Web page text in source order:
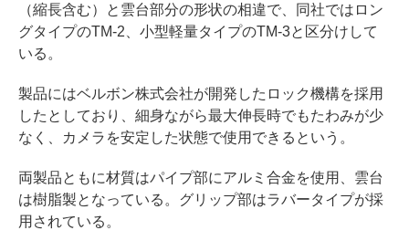
（縮長含む）と雲台部分の形状の相違で、同社ではロン
グタイプのTM-2、小型軽量タイプのTM-3と区分けして
いる。
製品にはベルボン株式会社が開発したロック機構を採用
したとしており、細身ながら最大伸長時でもたわみが少
なく、カメラを安定した状態で使用できるという。
両製品ともに材質はパイプ部にアルミ合金を使用、雲台
は樹脂製となっている。グリップ部はラバータイプが採
用されている。